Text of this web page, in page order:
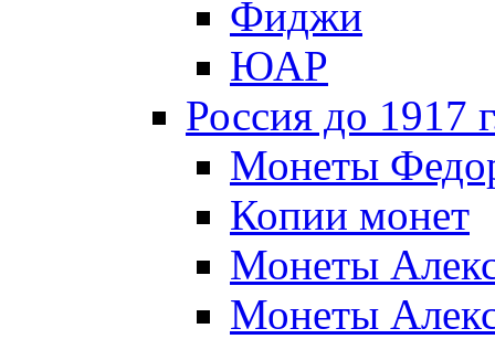
Фиджи
ЮАР
Россия до 1917
Монеты
Копии монет
Монеты
Монеты